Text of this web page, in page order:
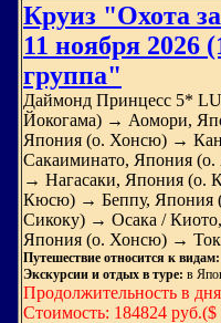
Круиз "Охота
11 ноября 2026
группа"
Даймонд Принцесс 5*
Йокогама) → Аомори,
Япония (о. Хонсю) →
Сакаиминато, Япония
→ Нагасаки, Япония (о.
Кюсю) → Беппу, Япония
Сикоку) → Осака /
Япония (о. Хонсю) →
Путешествие относится к видам:
Экскурсии и отдых в туре: в
Продолжительность в
Стоимость: 184824 руб.($